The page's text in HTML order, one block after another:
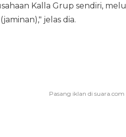
Kalla Grup sendiri,
jelas dia.